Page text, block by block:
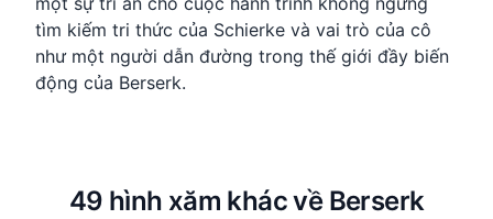
tìm kiếm tri thức của Schierke và vai trò của cô
như một người dẫn đường trong thế giới đầy biến
động của Berserk.
49 hình xăm khác về Berserk